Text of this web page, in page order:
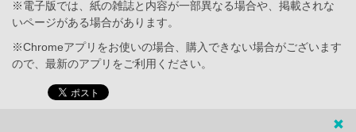
※電子版では、紙の雑誌と内容が一部異なる場合や、掲載されな
いページがある場合があります。
※Chromeアプリをお使いの場合、購入できない場合がございます
ので、最新のアプリをご利用ください。